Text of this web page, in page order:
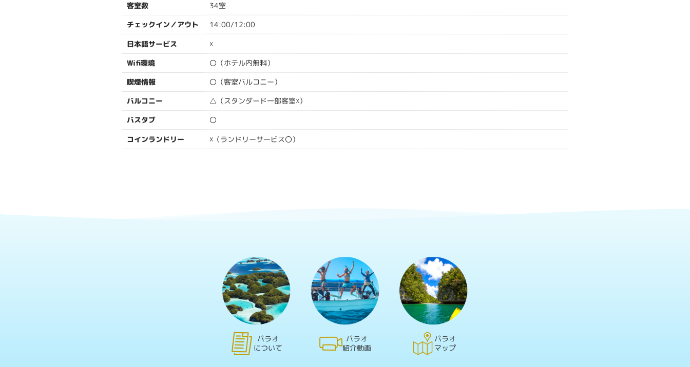
客室数 34室
チェックイン／アウト 14:00/12:00
日本語サービス ☓
Wifi環境 〇（ホテル内無料）
喫煙情報 〇（客室バルコニー）
バルコニー △（スタンダード一部客室☓）
バスタブ 〇
コインランドリー ☓（ランドリーサービス〇）
パラオ
について
パラオ
紹介動画
パラオ
マップ